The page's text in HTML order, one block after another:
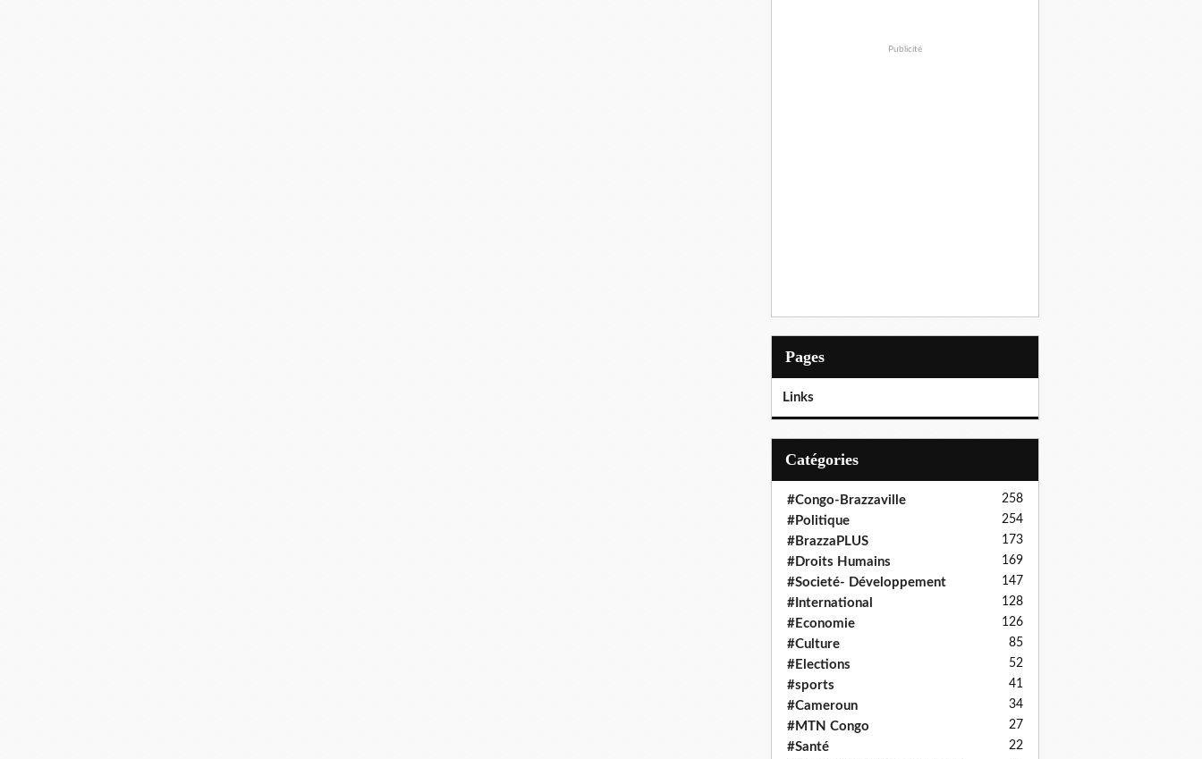
Publicité
Pages
Links
Catégories
#Congo-Brazzaville 258
#Politique 254
#BrazzaPLUS 173
#Droits Humains 169
#Societé- Développement 147
#International 128
#Economie 126
#Culture 85
#Elections 52
#sports 41
#Cameroun 34
#MTN Congo 27
#Santé 22